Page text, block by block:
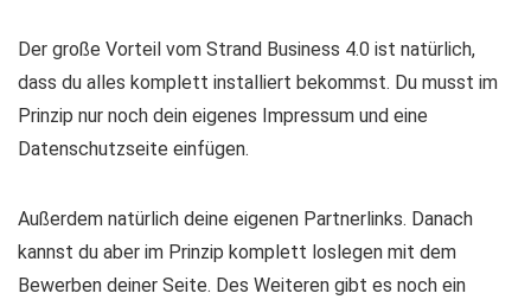
Der große Vorteil vom Strand Business 4.0 ist natürlich,
dass du alles komplett installiert bekommst. Du musst im
Prinzip nur noch dein eigenes Impressum und eine
Datenschutzseite einfügen.
Außerdem natürlich deine eigenen Partnerlinks. Danach
kannst du aber im Prinzip komplett loslegen mit dem
Bewerben deiner Seite. Des Weiteren gibt es noch ein